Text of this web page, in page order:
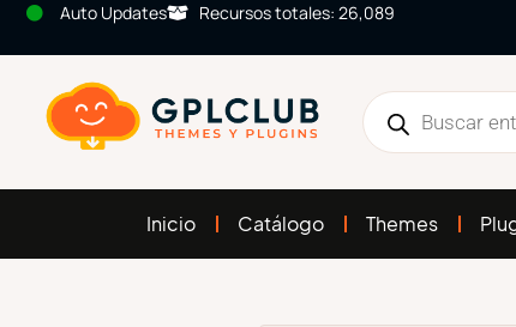
Auto Updates Recursos totales: 26,089
Inicio Catálogo Themes